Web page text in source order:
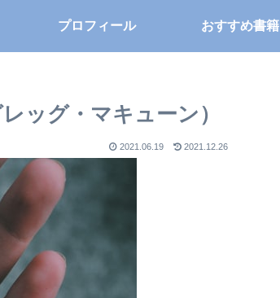
プロフィール おすすめ書籍
ッグ・マキューン）
2021.06.19 2021.12.26